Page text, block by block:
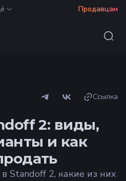
Продавцам
Ссылка
2: виды,
и как
Standoff 2, какие из них